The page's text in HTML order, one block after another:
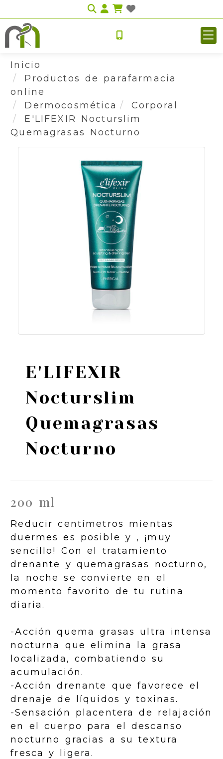
Identifícate
Inicio
Productos de parafarmacia
online
Dermocosmética
Corporal
E'LIFEXIR Nocturslim
Quemagrasas Nocturno
E'LIFEXIR
Nocturslim
Quemagrasas
Nocturno
200 ml
Reducir centímetros mientas
duermes es posible y , ¡muy
sencillo! Con el tratamiento
drenante y quemagrasas nocturno,
la noche se convierte en el
momento favorito de tu rutina
diaria.
-Acción quema grasas ultra intensa
nocturna que elimina la grasa
localizada, combatiendo su
acumulación.
-Acción drenante que favorece el
drenaje de líquidos y toxinas.
-Sensación placentera de relajación
en el cuerpo para el descanso
nocturno gracias a su textura
fresca y ligera.